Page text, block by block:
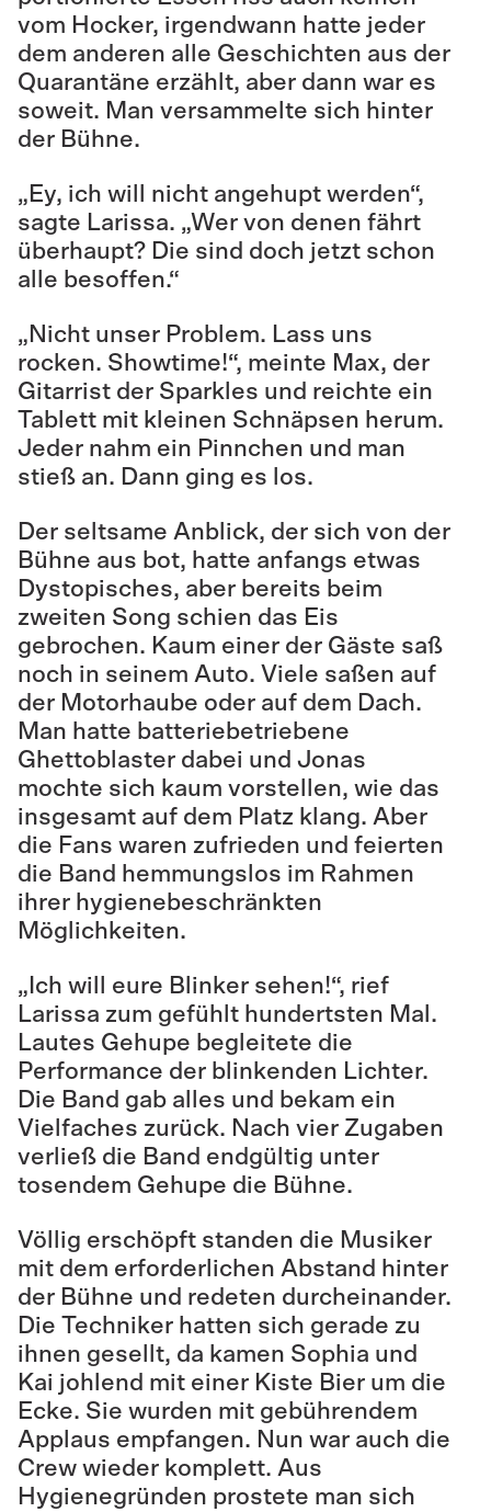
vom Hocker, irgendwann hatte jeder
dem anderen alle Geschichten aus der
Quarantäne erzählt, aber dann war es
soweit. Man versammelte sich hinter
der Bühne.
„Ey, ich will nicht angehupt werden“,
sagte Larissa. „Wer von denen fährt
überhaupt? Die sind doch jetzt schon
alle besoffen.“
„Nicht unser Problem. Lass uns
rocken. Showtime!“, meinte Max, der
Gitarrist der Sparkles und reichte ein
Tablett mit kleinen Schnäpsen herum.
Jeder nahm ein Pinnchen und man
stieß an. Dann ging es los.
Der seltsame Anblick, der sich von der
Bühne aus bot, hatte anfangs etwas
Dystopisches, aber bereits beim
zweiten Song schien das Eis
gebrochen. Kaum einer der Gäste saß
noch in seinem Auto. Viele saßen auf
der Motorhaube oder auf dem Dach.
Man hatte batteriebetriebene
Ghettoblaster dabei und Jonas
mochte sich kaum vorstellen, wie das
insgesamt auf dem Platz klang. Aber
die Fans waren zufrieden und feierten
die Band hemmungslos im Rahmen
ihrer hygienebeschränkten
Möglichkeiten.
„Ich will eure Blinker sehen!“, rief
Larissa zum gefühlt hundertsten Mal.
Lautes Gehupe begleitete die
Performance der blinkenden Lichter.
Die Band gab alles und bekam ein
Vielfaches zurück. Nach vier Zugaben
verließ die Band endgültig unter
tosendem Gehupe die Bühne.
Völlig erschöpft standen die Musiker
mit dem erforderlichen Abstand hinter
der Bühne und redeten durcheinander.
Die Techniker hatten sich gerade zu
ihnen gesellt, da kamen Sophia und
Kai johlend mit einer Kiste Bier um die
Ecke. Sie wurden mit gebührendem
Applaus empfangen. Nun war auch die
Crew wieder komplett. Aus
Hygienegründen prostete man sich